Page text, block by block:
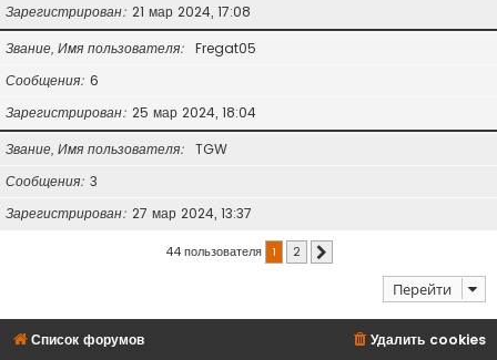
Зарегистрирован 21 мар 2024, 17:08
Звание, Имя пользователя
Fregat05
Сообщения 6
Зарегистрирован 25 мар 2024, 18:04
Звание, Имя пользователя
TGW
Сообщения 3
Зарегистрирован 27 мар 2024, 13:37
44 пользователя 1 2
Перейти
Список форумов Удалить cookies